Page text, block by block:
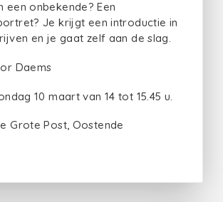
een onbekende? Een
Je krijgt een introductie in
en je gaat zelf aan de slag.
Daems
10 maart van 14 tot 15.45 u.
Grote Post, Oostende